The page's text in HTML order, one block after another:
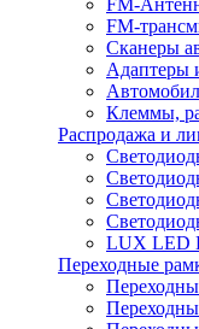
FM-
FM-
Сканеры
Адаптеры
Клеммы,
Распродажа и
LUX LED
Переходные